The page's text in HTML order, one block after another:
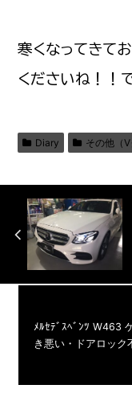
寒くなってきて
くださいね！！
Diary その他（V
ﾒﾙｾﾃﾞｽﾍﾞﾝﾂ W463
き悪い・ドアロック